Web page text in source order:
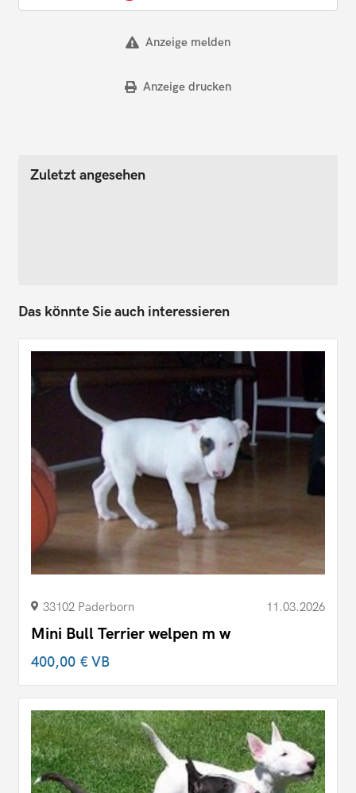
Anzeige melden
Anzeige drucken
Zuletzt angesehen
Das könnte Sie auch interessieren
33102 Paderborn 11.03.2026
Mini Bull Terrier welpen m w
400,00 €VB